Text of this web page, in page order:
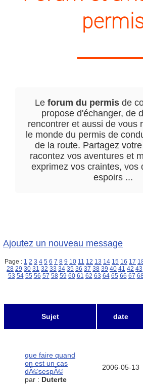
Leforum du permis de
propose d'échanger, de
rencontrer et aussi de vous
le monde du permis de
de la route. Partagez
racontez vos aventures et
exprimez vos craintes, vos
espoirs ...
Ajoutez un nouveau message
Page : 1 2 3 4 5 6 7 8 9 10 11 12 13 14 15 16 17
28 29 30 31 32 33 34 35 36 37 38 39 40 41 42 43
53 54 55 56 57 58 59 60 61 62 63 64 65 66 67
Sujet date
que faire quand
on est un cas
dÃ©sespÃ©
par : Duterte
2006-05-13